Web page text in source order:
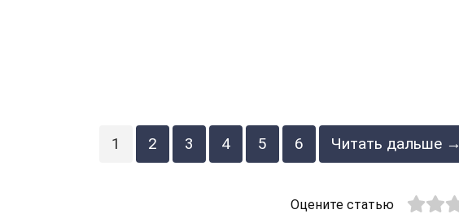
1 2 3 4 5 6 Читать дальше →
Оцените статью